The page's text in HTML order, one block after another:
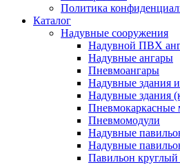
Политика
Каталог
Надувные сооружения
Надувной ПВХ
Надувные ангары
Пневмоангары
Надувные здания
Надувные здания
Пневмокаркасные
Пневмомодули
Надувные
Надувные
Павильон круглый